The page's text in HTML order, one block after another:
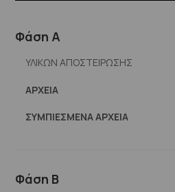
Φάση Α
ΥΛΙΚΩΝ ΑΠΟΣΤΕΙΡΩΣΗΣ
ΑΡΧΕΊΑ
ΣΥΜΠΙΕΣΜΈΝΑ ΑΡΧΕΊΑ
Φάση Β